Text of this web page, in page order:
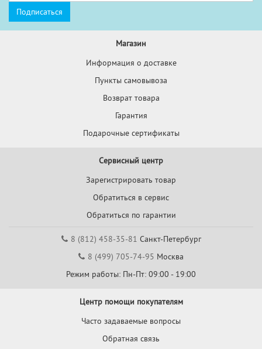
Магазин
Информация о доставке
Пункты самовывоза
Возврат товара
Гарантия
Подарочные сертификаты
Сервисный центр
Зарегистрировать товар
Обратиться в сервис
Обратиться по гарантии
8 (812) 458-35-81 Санкт-Петербург
8 (499) 705-74-95 Москва
Режим работы: Пн-Пт: 09:00 - 19:00
Центр помощи покупателям
Часто задаваемые вопросы
Обратная связь